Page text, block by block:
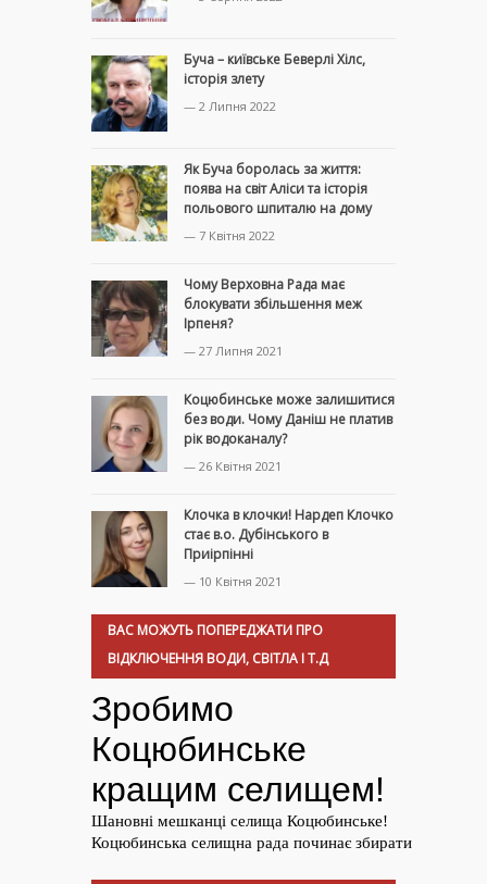
Буча – київське Беверлі Хілс,
історія злету
— 2 Липня 2022
Як Буча боролась за життя:
поява на світ Аліси та історія
польового шпиталю на дому
— 7 Квітня 2022
Чому Верховна Рада має
блокувати збільшення меж
Ірпеня?
— 27 Липня 2021
Коцюбинське може залишитися
без води. Чому Даніш не платив
рік водоканалу?
— 26 Квітня 2021
Клочка в клочки! Нардеп Клочко
стає в.о. Дубінського в
Приірпінні
— 10 Квітня 2021
ВАС МОЖУТЬ ПОПЕРЕДЖАТИ ПРО
ВІДКЛЮЧЕННЯ ВОДИ, СВІТЛА І Т.Д